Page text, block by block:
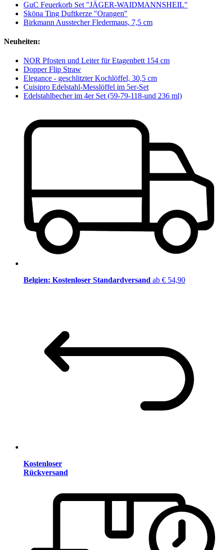
GuC Feuerkorb Set "JÄGER-WAIDMANNSHEIL"
Sköna Ting Duftkerze "Orangen"
Birkmann Ausstecher Fledermaus, 7,5 cm
Neuheiten:
NOR Pfosten und Leiter für Etagenbett 154 cm
Dopper Flip Straw
Elegance - geschlitzter Kochlöffel, 30,5 cm
Cuisipro Edelstahl-Messlöffel im 5er-Set
Edelstahlbecher im 4er Set (59-79-118-und 236 ml)
Belgien: Kostenloser Standardversand ab € 54,90
Kostenloser
Rückversand